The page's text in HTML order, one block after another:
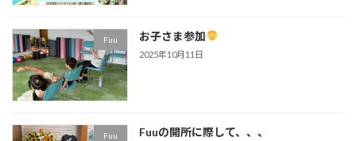
Fuu お子さま参加
2025年10月11日
Fuu Fuuの開所に際して、、、